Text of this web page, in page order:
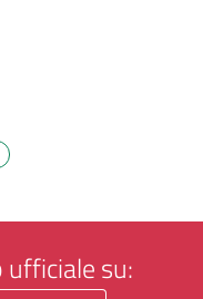
ufficiale su: